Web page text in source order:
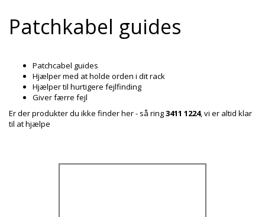
Patchkabel guides
Patchcabel guides
Hjælper med at holde orden i dit rack
Hjælper til hurtigere fejlfinding
Giver færre fejl
Er der produkter du ikke finder her - så ring3411 1224, vi er altid klar
til at hjælpe